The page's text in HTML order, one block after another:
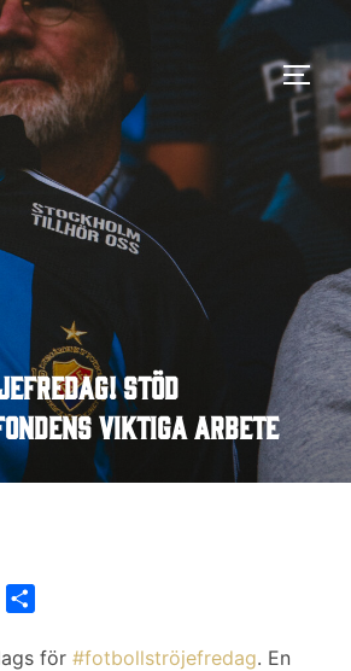
SLÅ
Stöd
viktiga arbete
för #fotbollströjefredag. En